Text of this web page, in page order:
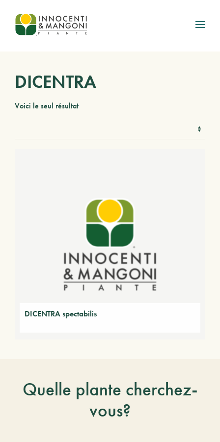
Skip to main content
DICENTRA
Voici le seul résultat
DICENTRA spectabilis
Quelle plante cherchez-
vous?